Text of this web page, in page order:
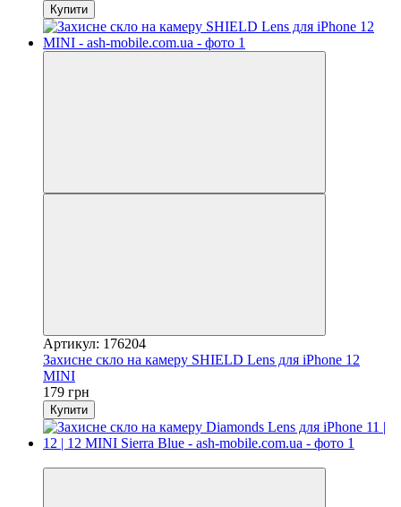
Купити
Артикул: 176204
Захисне скло на камеру SHIELD Lens для iPhone 12
MINI
179 грн
Купити